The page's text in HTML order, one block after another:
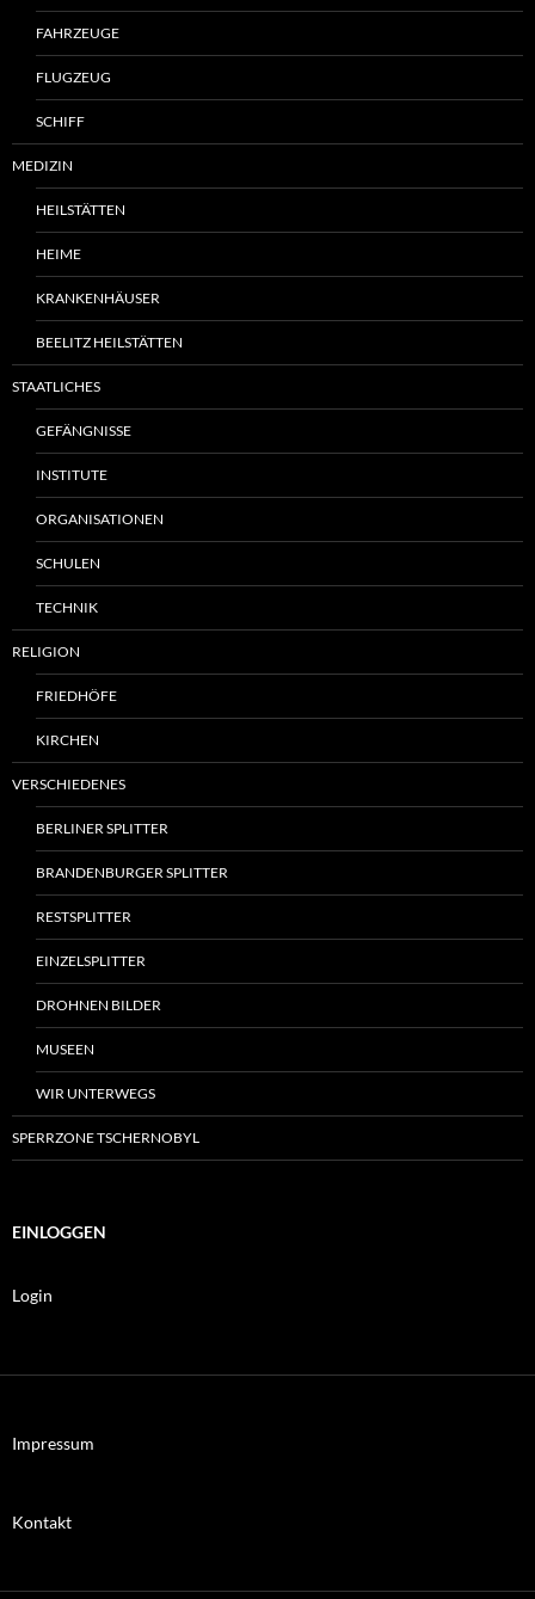
FAHRZEUGE
FLUGZEUG
SCHIFF
MEDIZIN
HEILSTÄTTEN
HEIME
KRANKENHÄUSER
BEELITZ HEILSTÄTTEN
STAATLICHES
GEFÄNGNISSE
INSTITUTE
ORGANISATIONEN
SCHULEN
TECHNIK
RELIGION
FRIEDHÖFE
KIRCHEN
VERSCHIEDENES
BERLINER SPLITTER
BRANDENBURGER SPLITTER
RESTSPLITTER
EINZELSPLITTER
DROHNEN BILDER
MUSEEN
WIR UNTERWEGS
SPERRZONE TSCHERNOBYL
EINLOGGEN
Login
Impressum
Kontakt